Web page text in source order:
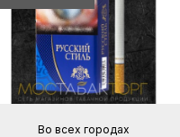
Во всех городах